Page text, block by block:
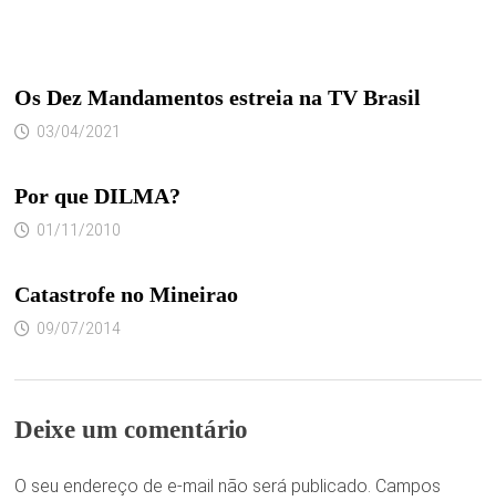
Os Dez Mandamentos estreia na TV Brasil
03/04/2021
Por que DILMA?
01/11/2010
Catastrofe no Mineirao
09/07/2014
Deixe um comentário
O seu endereço de e-mail não será publicado. Campos